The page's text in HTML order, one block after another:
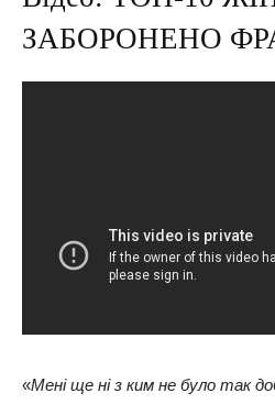
ЗАБОРОНЕНО
«Мені ще ні з ким не було так